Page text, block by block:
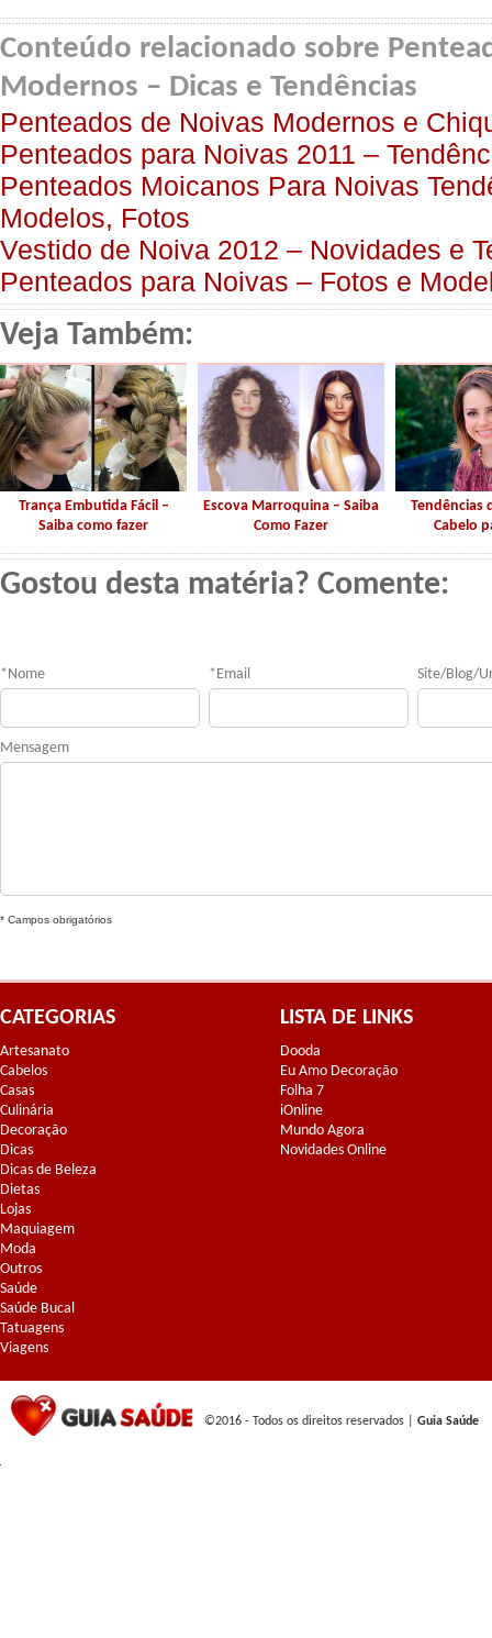
Conteúdo relacionado sobre
Modernos – Dicas e Tendências
Penteados de Noivas Modernos e
Penteados para Noivas 2011 –
Penteados Moicanos Para Noivas
Modelos, Fotos
Vestido de Noiva 2012 – Novidades e
Penteados para Noivas – Fotos e
Veja Também:
Trança Embutida Fácil –
Saiba como fazer
Escova Marroquina – Saiba
Como Fazer
Tendências
Cabelo
Gostou desta matéria? Comente:
* Nome * Email Site/Blog/
Mensagem
* Campos obrigatórios
CATEGORIAS
Artesanato
Cabelos
Casas
Culinária
Decoração
Dicas
Dicas de Beleza
Dietas
Lojas
Maquiagem
Moda
Outros
Saúde
Saúde Bucal
Tatuagens
Viagens
LISTA DE LINKS
Dooda
Eu Amo Decoração
Folha 7
iOnline
Mundo Agora
Novidades Online
©2016 - Todos os direitos reservados | Guia Saúde